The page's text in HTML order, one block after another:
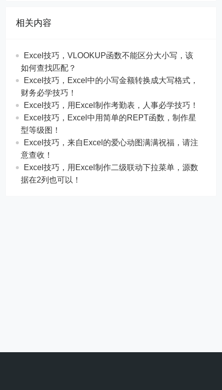
相关内容
Excel技巧，​​VLOOKUP函数不能区分大小写，该
如何查找匹配？
​​Excel技巧，Excel中的小写金额转换成大写格式，
财务必学技巧！
​​Excel技巧，用Excel制作考勤表，人事必学技巧！
Excel技巧，​​Excel中用简单的REPT函数，制作星
型等级图！
Excel技巧，来自Excel的爱心动图满满祝福，请注
意查收！
Excel技巧，用Excel制作二级联动下拉菜单，源数
据在2列也可以！